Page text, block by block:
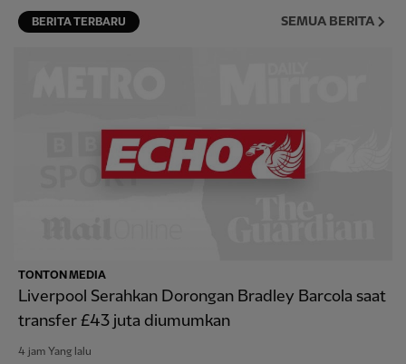
BERITA TERBARU SEMUA BERITA
TONTON MEDIA
Liverpool Serahkan Dorongan Bradley Barcola saat
transfer £43 juta diumumkan
4 jam Yang lalu